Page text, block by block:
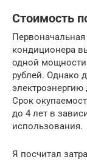
Стоимость
кондиционера
одной мощности
рублей. Однако
Срок
до 4 лет в
использования.
Я посчитал